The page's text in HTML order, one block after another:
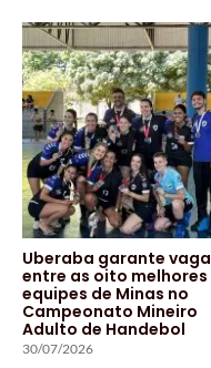
Uberaba garante vaga
entre as oito melhores
equipes de Minas no
Campeonato Mineiro
Adulto de Handebol
30/07/2026